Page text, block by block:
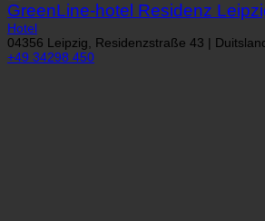
GreenLine-hotel Residenz
Hotel
04356 Leipzig, Residenzstraße 43 |
+49 34298 450